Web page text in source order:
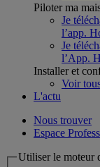
Piloter ma
Je
l’app.
Je
l’App.
Installer et
Voir
L'actu
Nous trouver
Espace
Utiliser le moteur